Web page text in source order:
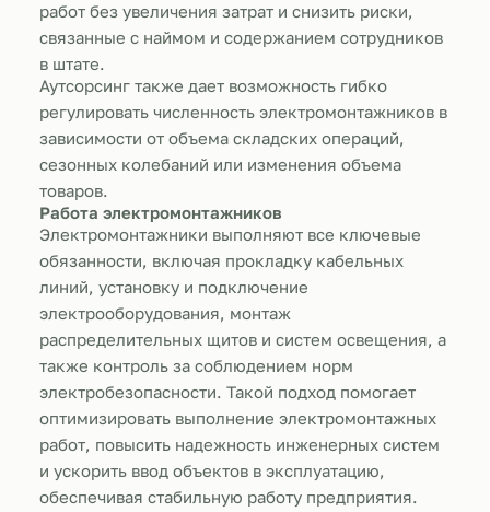
работ без увеличения затрат и снизить риски,
связанные с наймом и содержанием сотрудников
в штате.
Аутсорсинг также дает возможность гибко
регулировать численность электромонтажников в
зависимости от объема складских операций,
сезонных колебаний или изменения объема
товаров.
Работа электромонтажников
Электромонтажники выполняют все ключевые
обязанности, включая прокладку кабельных
линий, установку и подключение
электрооборудования, монтаж
распределительных щитов и систем освещения, а
также контроль за соблюдением норм
электробезопасности. Такой подход помогает
оптимизировать выполнение электромонтажных
работ, повысить надежность инженерных систем
и ускорить ввод объектов в эксплуатацию,
обеспечивая стабильную работу предприятия.